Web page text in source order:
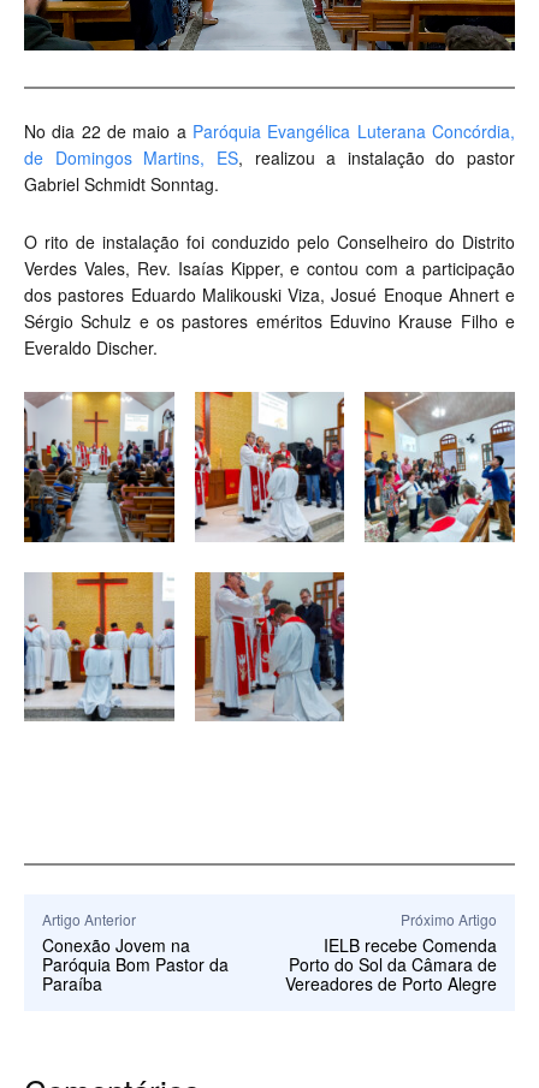
No dia 22 de maio a Paróquia Evangélica Luterana Concórdia,
de Domingos Martins, ES, realizou a instalação do pastor
Gabriel Schmidt Sonntag.
O rito de instalação foi conduzido pelo Conselheiro do Distrito
Verdes Vales, Rev. Isaías Kipper, e contou com a participação
dos pastores Eduardo Malikouski Viza, Josué Enoque Ahnert e
Sérgio Schulz e os pastores eméritos Eduvino Krause Filho e
Everaldo Discher.
Artigo Anterior
Conexão Jovem na
Paróquia Bom Pastor da
Paraíba
Próximo Artigo
IELB recebe Comenda
Porto do Sol da Câmara de
Vereadores de Porto Alegre